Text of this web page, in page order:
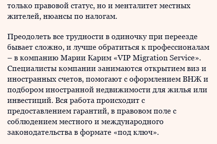
только правовой статус, но и менталитет местных
жителей, нюансы по налогам.
Преодолеть все трудности в одиночку при переезде
бывает сложно, и лучше обратиться к профессионалам
– в компанию Марии Карим «VIP Migration Service».
Специалисты компании занимаются открытием виз и
иностранных счетов, помогают с оформлением ВНЖ и
подбором иностранной недвижимости для жилья или
инвестиций. Вся работа происходит с
предоставлением гарантий, в правовом поле с
соблюдением местного и международного
законодательства в формате «под ключ».